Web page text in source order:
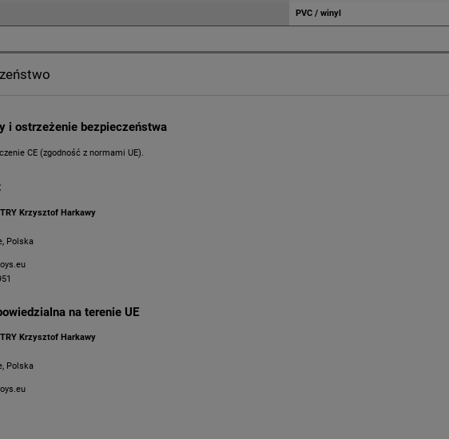
PVC / winyl
i ostrzeżenie bezpieczeństwa
CE (zgodność z normami UE).
Krzysztof Harkawy
Polska
na terenie UE
Krzysztof Harkawy
Polska